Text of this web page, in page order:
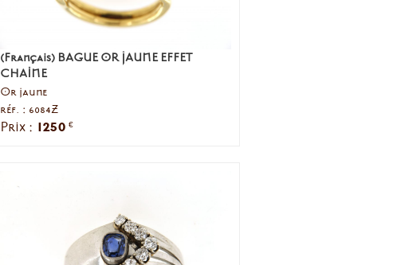
(Français) BAGUE OR JAUNE EFFET
CHAINE
Or jaune
réf. : 6084Z
Prix : 1250 €